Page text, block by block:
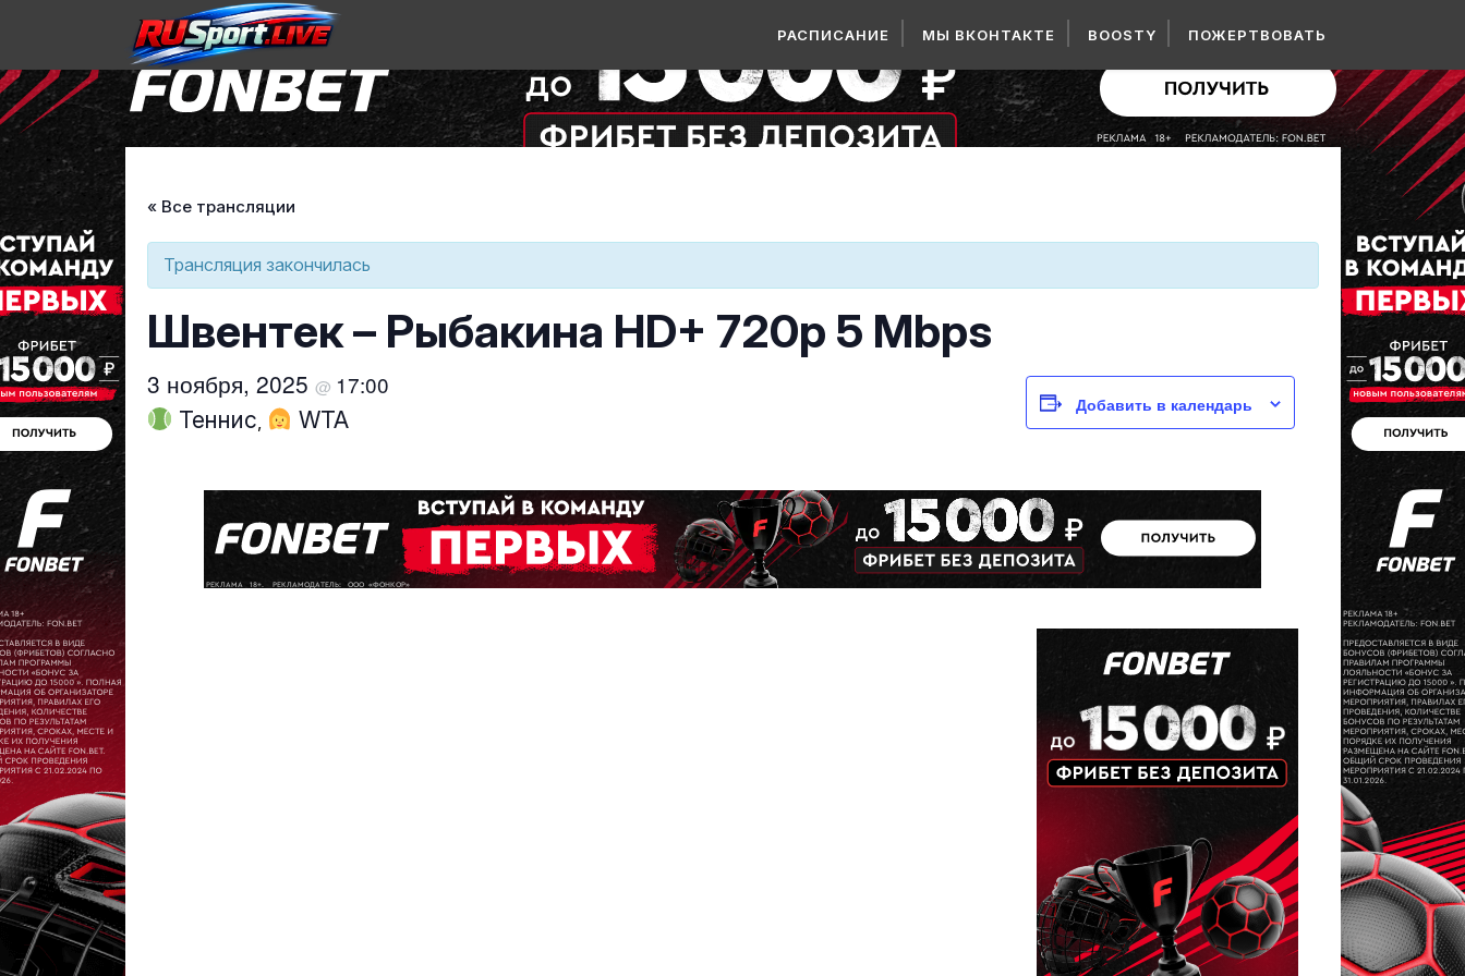
to
content
РАСПИСАНИЕ МЫ ВКОНТАКТЕ BOOSTY ПОЖЕРТВОВАТЬ
« Все трансляции
Трансляция закончилась
Швентек – Рыбакина HD+ 720p 5 Mbps
3 ноября, 2025 @ 17:00
Теннис, WTA
Добавить в календарь